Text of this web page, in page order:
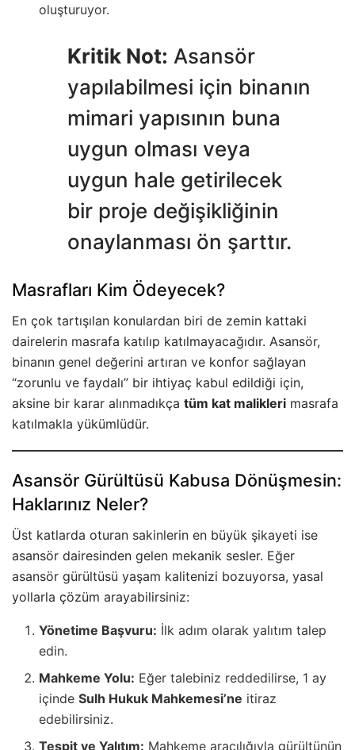
oluşturuyor.
Kritik Not: Asansör
yapılabilmesi için binanın
mimari yapısının buna
uygun olması veya
uygun hale getirilecek
bir proje değişikliğinin
onaylanması ön şarttır.
Masrafları Kim Ödeyecek?
En çok tartışılan konulardan biri de zemin kattaki
dairelerin masrafa katılıp katılmayacağıdır. Asansör,
binanın genel değerini artıran ve konfor sağlayan
“zorunlu ve faydalı” bir ihtiyaç kabul edildiği için,
aksine bir karar alınmadıkça tüm kat malikleri masrafa
katılmakla yükümlüdür.
Asansör Gürültüsü Kabusa Dönüşmesin:
Haklarınız Neler?
Üst katlarda oturan sakinlerin en büyük şikayeti ise
asansör dairesinden gelen mekanik sesler. Eğer
asansör gürültüsü yaşam kalitenizi bozuyorsa, yasal
yollarla çözüm arayabilirsiniz:
Yönetime Başvuru: İlk adım olarak yalıtım talep
edin.
Mahkeme Yolu: Eğer talebiniz reddedilirse, 1 ay
içindeSulh Hukuk Mahkemesi’ne itiraz
edebilirsiniz.
Tespit ve Yalıtım: Mahkeme aracılığıyla gürültünün